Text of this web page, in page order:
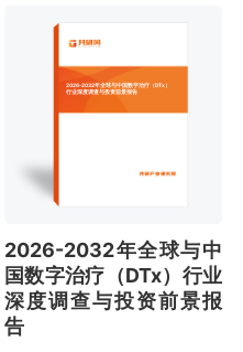
2026-2032年全球与中国数字治疗（DTx）
行业深度调查与投资前景报告
2026-2032年全球与中
国数字治疗（DTx）行业
深度调查与投资前景报
告